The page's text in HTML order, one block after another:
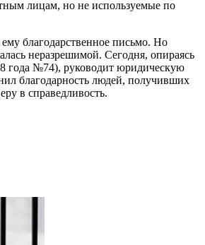
лицам, но не используемые по
благодарственное письмо. Но
неразрешимой. Сегодня, опираясь
года №74), руководит юридическую
благодарность людей, получивших
в справедливость.